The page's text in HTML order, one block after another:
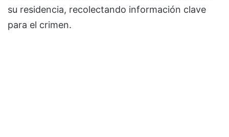
su residencia, recolectando información clave
para el crimen.